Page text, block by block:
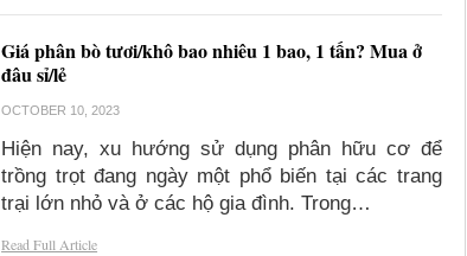
Giá phân bò tươi/khô bao nhiêu 1 bao, 1 tấn? Mua ở
đâu sỉ/lẻ
OCTOBER 10, 2023
Hiện nay, xu hướng sử dụng phân hữu cơ để
trồng trọt đang ngày một phổ biến tại các trang
trại lớn nhỏ và ở các hộ gia đình. Trong…
Read Full Article